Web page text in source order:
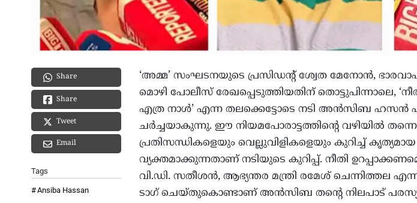
Share
Share
Tweet
Email
Tags
Ansiba Hassan
‘അമ്മ’ സംഘടനയുടെ പ്രസിഡന്റ് ശ്വേത മേനോൻ,
മൊഴി പോലീസ് രേഖപ്പെടുത്തിയതിന് തൊട്ടുപിന്നാലെ,
എത്ര നാൾ’ എന്ന തലക്കെട്ടോടെ നടി അൻസിബ ഹസൻ
ചർച്ചയാകുന്നു. ഈ നിയമപോരാട്ടത്തിന്റെ വഴിയിൽ
പ്രതിസന്ധികളെയും വെല്ലുവിളികളെയും കുറിച്ച്
വ്യക്തമാക്കുന്നതാണ് നടിയുടെ കുറിപ്പ്. നീതി
വി.ഡി. സതീശൻ, ആഭ്യന്തര മന്ത്രി രമേശ് ചെന്നിത്തല
ടാഗ് ചെയ്തുകൊണ്ടാണ് അൻസിബ തന്റെ നിലപാട്